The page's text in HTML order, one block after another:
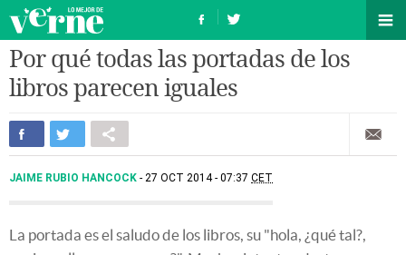
Por qué todas las portadas de los
libros parecen iguales
JAIME RUBIO HANCOCK 27 OCT 2014 - 07:37 CET
La portada es el saludo de los libros, su "hola, ¿qué tal?,